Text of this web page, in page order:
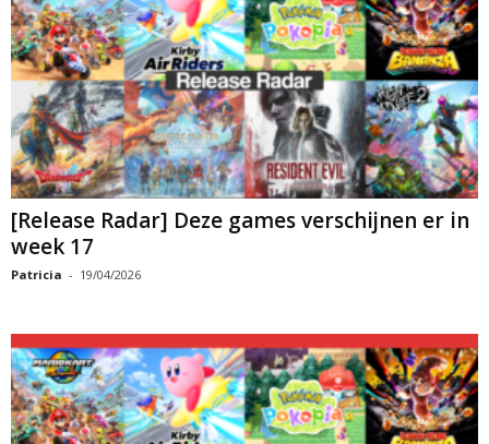
[Release Radar] Deze games verschijnen er in
week 17
Patricia - 19/04/2026